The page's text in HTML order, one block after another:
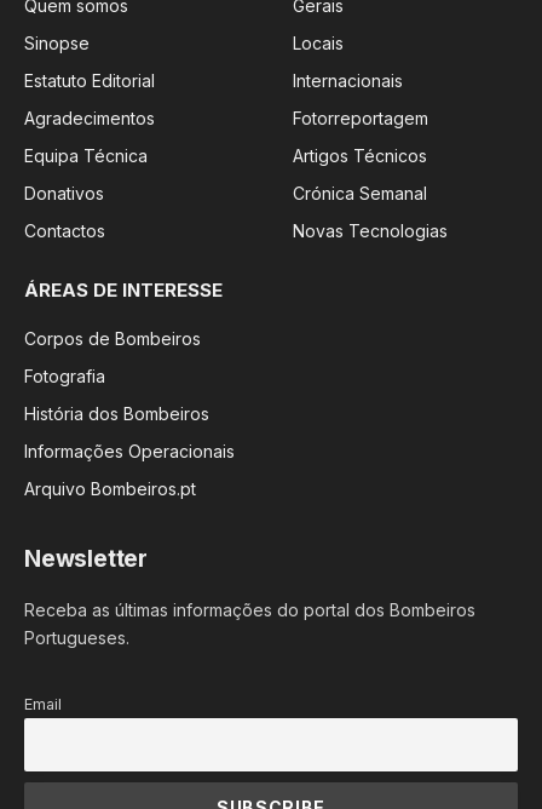
Quem somos
Sinopse
Estatuto Editorial
Agradecimentos
Equipa Técnica
Donativos
Contactos
Gerais
Locais
Internacionais
Fotorreportagem
Artigos Técnicos
Crónica Semanal
Novas Tecnologias
ÁREAS DE INTERESSE
Corpos de Bombeiros
Fotografia
História dos Bombeiros
Informações Operacionais
Arquivo Bombeiros.pt
Newsletter
Receba as últimas informações do portal dos Bombeiros
Portugueses.
Email